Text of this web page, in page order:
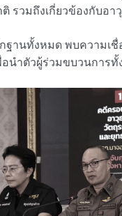
วมถึงเกี่ยวข้องกับอ
นทั้งหมด พบความเชื่
นำตัวผู้ร่วมขบวนการ